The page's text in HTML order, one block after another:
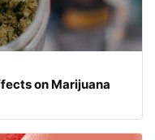
on Marijuana